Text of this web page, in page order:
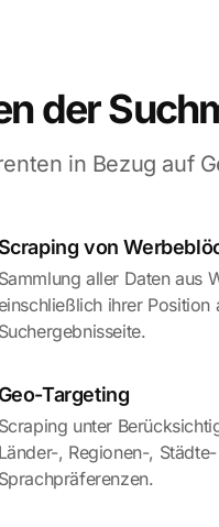
der
in Bezug auf
Scraping von
Sammlung aller Daten aus
ihrer Position
Suchergebnisseite.
Geo-Targeting
Scraping unter
Länder-, Regionen-,
Sprachpräferenzen.